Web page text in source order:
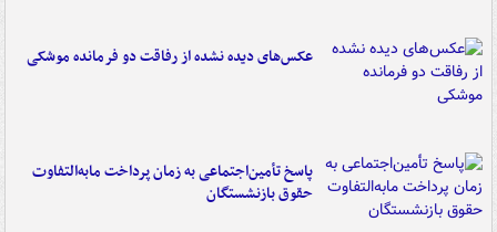
عکس‌های دیده نشده از رفاقت دو فرمانده‌ موشکی
پاسخ تأمین‌اجتماعی به زمان پرداخت مابه‌التفاوت
حقوق بازنشستگان